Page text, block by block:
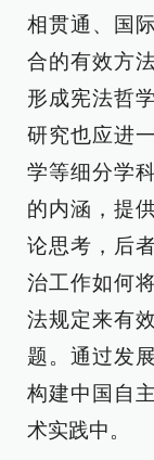
相贯通、国
合的有效方
形成宪法哲
研究也应进
学等细分学
的内涵，提
论思考，后
治工作如何
法规定来有
题。通过发
构建中国自
术实践中。